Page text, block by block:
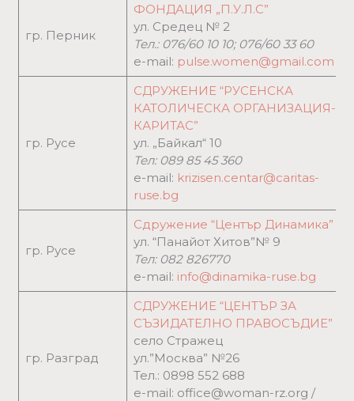
гр. Перник
ФОНДАЦИЯ „П.У.Л.С”
ул. Средец № 2
Тел.: 076/60 10 10; 076/60 33 60
e-mail: pulse.women@gmail.com
гр. Русе
СДРУЖЕНИЕ “РУСЕНСКА
КАТОЛИЧЕСКА ОРГАНИЗАЦИЯ-
КАРИТАС”
ул. „Байкал“ 10
Тел: 089 85 45 360
e-mail: krizisen.centar@caritas-
ruse.bg
гр. Русе
Сдружение “Център Динамика”
ул. “Панайот Хитов”№ 9
Тел: 082 826770
e-mail: info@dinamika-ruse.bg
гр. Разград
СДРУЖЕНИЕ “ЦЕНТЪР ЗА
СЪЗИДАТЕЛНО ПРАВОСЪДИЕ”
село Стражец
ул.”Москва” №26
Тел.: 0898 552 688
e-mail: office@woman-rz.org /